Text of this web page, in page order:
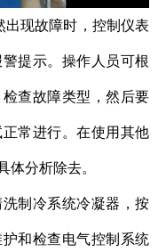
现故障时，控制仪表
提示。操作人员可根
查故障类型，然后要
常进行。在使用其他
体分析除去。
制冷系统冷凝器，按
和检查电气控制系统